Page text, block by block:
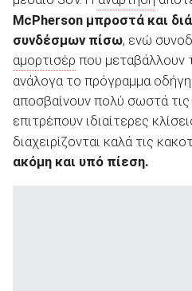
McPherson μπροστά και
συνδέσμων πίσω, ενώ
αμορτισέρ που μεταβάλλουν
ανάλογα το πρόγραμμα
αποσβαίνουν πολύ σωστά τις
επιτρέπουν ιδιαίτερες
διαχειρίζονται καλά τις
ακόμη και υπό πίεση.